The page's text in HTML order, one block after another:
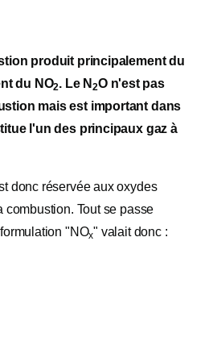
produit principalement du
du NO2. Le N2O n'est pas
mais est important dans
l'un des principaux gaz à
donc réservée aux oxydes
combustion. Tout se passe
"NOx" valait donc :